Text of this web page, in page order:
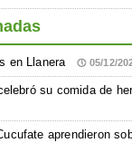
en Llanera 05/12/
su comida de
aprendieron